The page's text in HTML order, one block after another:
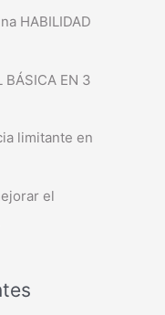
HABILIDAD
BÁSICA EN 3
limitante en
el